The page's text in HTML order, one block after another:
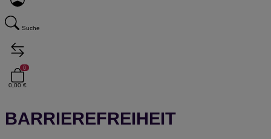
Suche
0
0,00 €
BARRIEREFREIHEIT